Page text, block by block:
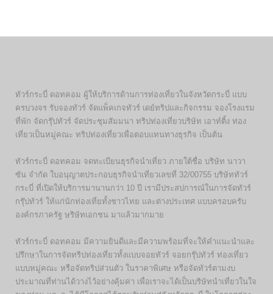
ทัวร์กระบี่ ดอทคอม ผู้ให้บริการด้านการท่องเที่ยวในจังหวัดกระบี่ แบบ
ครบวงจร รับจองทัวร์ จัดแพ็คเกจทัวร์ เดย์ทริปและกิจกรรม จองโรงแรม
ที่พัก จัดกรุ๊ปทัวร์ จัดประชุมสัมมนา ทริปท่องเที่ยวบริษัท เอาท์ติ้ง ท่อง
เที่ยวเป็นหมู่คณะ ทริปท่องเที่ยวเพื่อตอบแทนทางธุรกิจ เป็นต้น
ทัวร์กระบี่ ดอทคอม จดทะเบียนธุรกิจนำเที่ยว ภายใต้ชื่อ บริษัท นาวา
ซัน จำกัด ใบอนุญาตประกอบธุรกิจนำเที่ยวเลขที่ 32/00755 บริษัททัวร์
กระบี่ ที่เปิดให้บริการมานานกว่า 10 ปี เรามีประสปการณ์ในการจัดทัวร์
กรุ๊ปทัวร์ ให้แก่นักท่องเที่ยทั้งชาวไทย และต่างประเทศ แบบครอบครับ
องค์กรภาครัฐ ษริษัทเอกชน มาแล้วมากมาย
ทัวร์กระบี่ ดอทคอม มีความยินดีและมีความพร้อมที่จะให้คำแนะนำและ
ปรึกษาในการจัดทริปท่องเที่ยวทั้งแบบจอยทัวร์ จอยกรุ๊ปทัวร์ ท่องเที่ยว
แบบหมู่คณะ หรือจัดทริปส่วนตัว ในราคาพิเศษ หรือจัดทัวร์ตามงบ
ประมาณที่ท่านได้วางไว้อย่างคุ้มค่า เพื่อเราจะได้เป็นบริษัทนำเที่ยวในใจ